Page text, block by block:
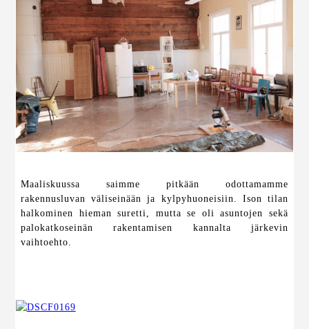
Maaliskuussa saimme pitkään odottamamme
rakennusluvan väliseinään ja kylpyhuoneisiin. Ison tilan
halkominen hieman suretti, mutta se oli asuntojen sekä
palokatkoseinän rakentamisen kannalta järkevin
vaihtoehto.